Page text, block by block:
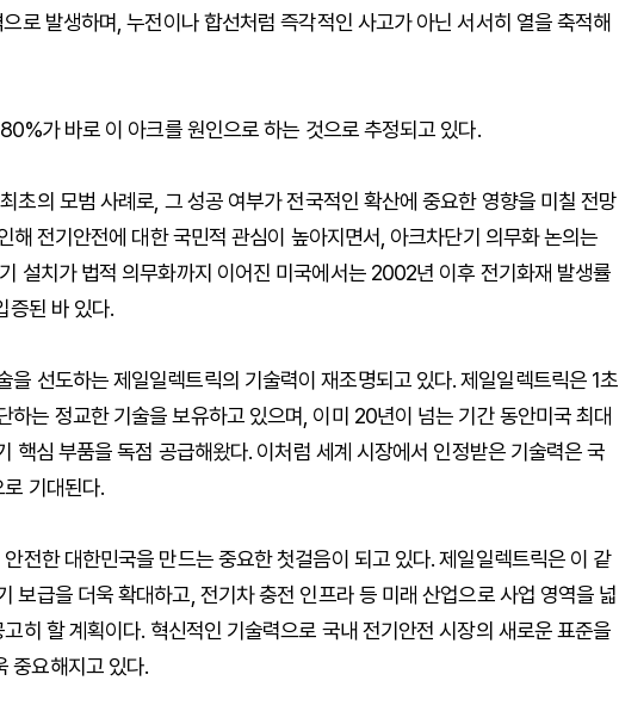
로 발생하며, 누전이나 합선처럼 즉각적인 사고가 아닌 서서히 열을 축적해
가 바로 이 아크를 원인으로 하는 것으로 추정되고 있다.
초의 모범 사례로, 그 성공 여부가 전국적인 확산에 중요한 영향을 미칠 전망
해 전기안전에 대한 국민적 관심이 높아지면서, 아크차단기 의무화 논의는
설치가 법적 의무화까지 이어진 미국에서는 2002년 이후 전기화재 발생률
증된 바 있다.
을 선도하는 제일일렉트릭의 기술력이 재조명되고 있다. 제일일렉트릭은 1초
하는 정교한 기술을 보유하고 있으며, 이미 20년이 넘는 기간 동안미국 최대
핵심 부품을 독점 공급해왔다. 이처럼 세계 시장에서 인정받은 기술력은 국
기대된다.
전한 대한민국을 만드는 중요한 첫걸음이 되고 있다. 제일일렉트릭은 이 같
보급을 더욱 확대하고, 전기차 충전 인프라 등 미래 산업으로 사업 영역을 넓
히 할 계획이다. 혁신적인 기술력으로 국내 전기안전 시장의 새로운 표준을
중요해지고 있다.